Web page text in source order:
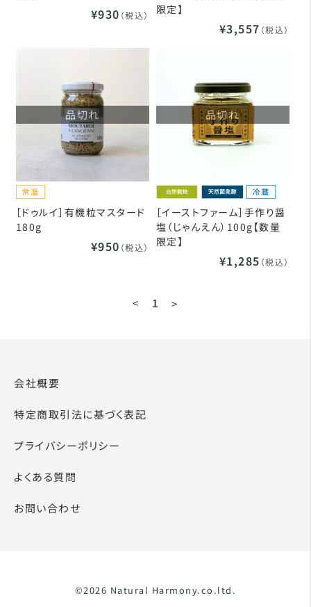
¥930 （税込）
限定】
¥3,557 （税込）
品切れ
［ドゥルイ］有機粒マスタード
180g
¥950 （税込）
品切れ
［イーストファーム］手作り醤
塩（じゃんえん）100g【数量
限定】
¥1,285 （税込）
< 1 >
会社概要
特定商取引法に基づく表記
プライバシーポリシー
よくある質問
お問い合わせ
©2026 Natural Harmony.co.ltd.